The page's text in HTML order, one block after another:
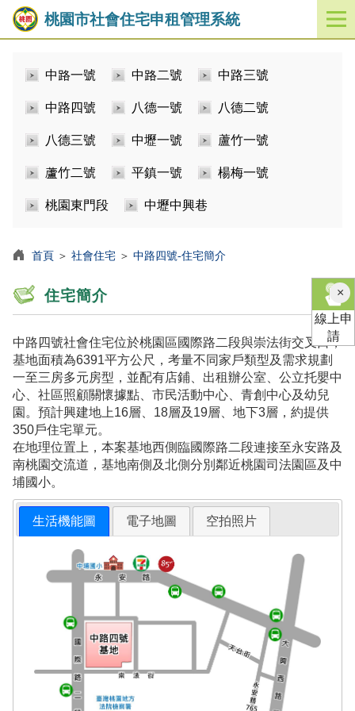
桃園市社會住宅申租管理系統
開
啟
中路一號 中路二號 中路三號
中路四號 八德一號 八德二號
八德三號 中壢一號 蘆竹一號
蘆竹二號 平鎮一號 楊梅一號
桃園東門段 中壢中興巷
首頁 ＞ 社會住宅 ＞ 中路四號-住宅簡介
住宅簡介
中路四號社會住宅位於桃園區國際路二段與崇法街交叉口，
基地面積為6391平方公尺，考量不同家戶類型及需求規劃
一至三房多元房型，並配有店鋪、出租辦公室、公立托嬰中
心、社區照顧關懷據點、市民活動中心、青創中心及幼兒
園。預計興建地上16層、18層及19層、地下3層，約提供
350戶住宅單元。
在地理位置上，本案基地西側臨國際路二段連接至永安路及
南桃園交流道，基地南側及北側分別鄰近桃園司法園區及中
埔國小。
生活機能圖 電子地圖 空拍照片
×關
閉
線上申
請